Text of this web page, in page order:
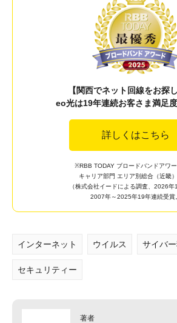
【関西でネット回線をお探
eo光は19年連続お客さま満足
詳しくはこちら
※RBB TODAY ブロードバンドアワ
キャリア部門 エリア別総合（近畿
（株式会社イードによる調査、2026年
2007年～2025年19年連続受賞
インターネット ウイルス サイバ
セキュリティー
著者